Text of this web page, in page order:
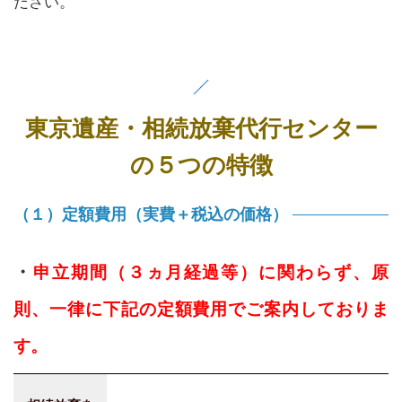
東京遺産・相続放棄代行センター
の５つの特徴
（１）定額費用（実費＋税込の価格）
・ 申立期間（３ヵ月経過等）に関わらず、原
則、一律に下記の定額費用でご案内しておりま
す。